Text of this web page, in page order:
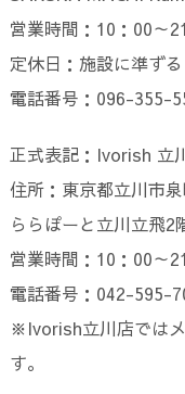
営業時間：10：00～
定休日：施設に準ずる
電話番号：096-355-
正式表記：Ivorish 立
住所：東京都立川市
ららぽーと立川立飛2
営業時間：10：00～
電話番号：042-595-
※Ivorish立川店では
す。